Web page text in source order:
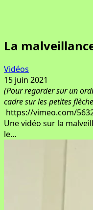
La
Vidéos
15 juin 2021
(Pour regarder sur un
cadre sur les petites
https://vimeo.com/
Une vidéo sur la
le…